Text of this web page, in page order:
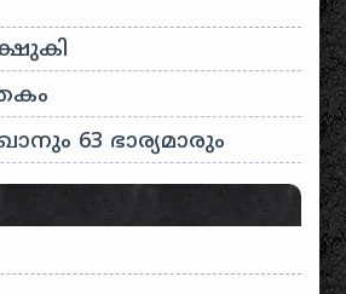
63 ഭാര്യമാരും